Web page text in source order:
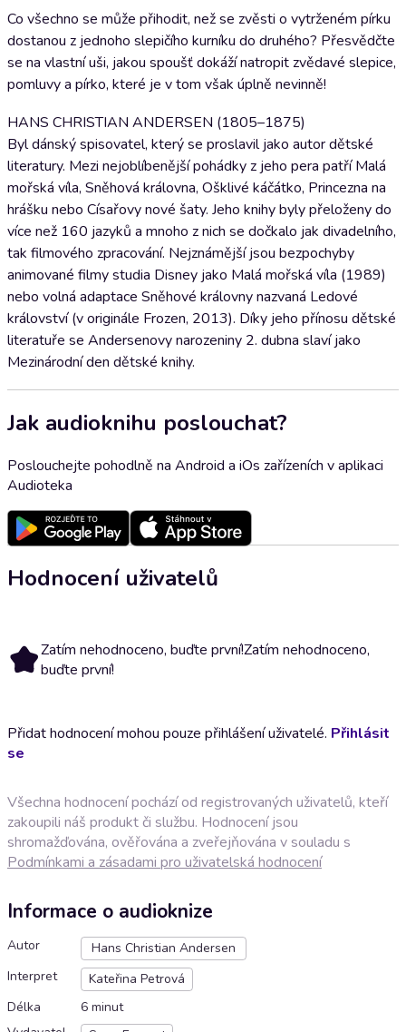
Co všechno se může přihodit, než se zvěsti o vytrženém pírku
dostanou z jednoho slepičího kurníku do druhého? Přesvědčte
se na vlastní uši, jakou spoušť dokáží natropit zvědavé slepice,
pomluvy a pírko, které je v tom však úplně nevinně!
HANS CHRISTIAN ANDERSEN (1805–1875)
Byl dánský spisovatel, který se proslavil jako autor dětské
literatury. Mezi nejoblíbenější pohádky z jeho pera patří Malá
mořská víla, Sněhová královna, Ošklivé káčátko, Princezna na
hrášku nebo Císařovy nové šaty. Jeho knihy byly přeloženy do
více než 160 jazyků a mnoho z nich se dočkalo jak divadelního,
tak filmového zpracování. Nejznámější jsou bezpochyby
animované filmy studia Disney jako Malá mořská víla (1989)
nebo volná adaptace Sněhové královny nazvaná Ledové
království (v originále Frozen, 2013). Díky jeho přínosu dětské
literatuře se Andersenovy narozeniny 2. dubna slaví jako
Mezinárodní den dětské knihy.
Jak audioknihu poslouchat?
Poslouchejte pohodlně na Android a iOs zařízeních v aplikaci
Audioteka
Hodnocení uživatelů
Zatím nehodnoceno, buďte první!Zatím nehodnoceno,
buďte první!
Přidat hodnocení mohou pouze přihlášení uživatelé. Přihlásit
se
Všechna hodnocení pochází od registrovaných uživatelů, kteří
zakoupili náš produkt či službu. Hodnocení jsou
shromažďována, ověřována a zveřejňována v souladu s
Podmínkami a zásadami pro uživatelská hodnocení
Informace o audioknize
Autor
Hans Christian Andersen
Interpret
Kateřina Petrová
Délka
6 minut